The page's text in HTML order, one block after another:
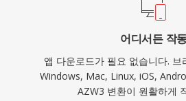
어디서든 작
앱 다운로드가 필요 없습니다. 브
Windows, Mac, Linux, iOS,
AZW3 변환이 원활하게